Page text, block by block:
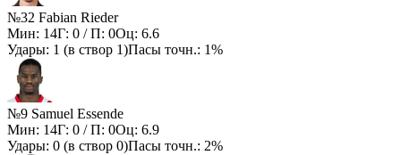
№32 Fabian Rieder
Мин: 14Г: 0 / П: 0Оц: 6.6
Удары: 1 (в створ 1)Пасы точн.: 1%
№9 Samuel Essende
Мин: 14Г: 0 / П: 0Оц: 6.9
Удары: 0 (в створ 0)Пасы точн.: 2%